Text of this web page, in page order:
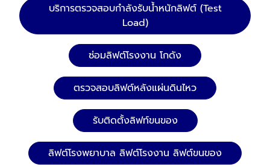
บริการตรวจสอบกำลังรับน้ำหนักลิฟต์ (Test
Load)
ซ่อมลิฟต์โรงงาน โกดัง
ตรวจสอบลิฟต์หลังแผ่นดินไหว
รับติดตั้งลิฟท์ขนของ
ลิฟต์โรงพยาบาล ลิฟต์โรงงาน ลิฟต์ขนของ